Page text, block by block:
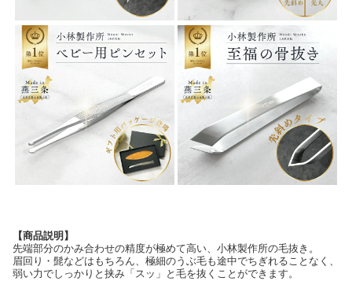
【商品説明】
先端部分のかみ合わせの精度が極めて高い、小林製作所の毛抜き。
眉回り・髭などはもちろん、極細のうぶ毛も途中でちぎれることなく、
弱い力でしっかりと挟み「スッ」と毛を抜くことができます。